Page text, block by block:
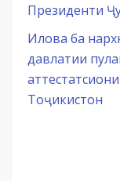
Президенти
Илова ба
давлатии
Тоҷикистон